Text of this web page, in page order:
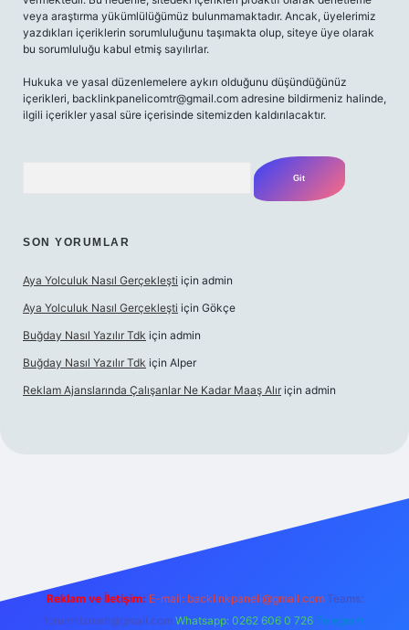
veya araştırma yükümlülüğümüz bulunmamaktadır. Ancak, üyelerimiz
yazdıkları içeriklerin sorumluluğunu taşımakta olup, siteye üye olarak
bu sorumluluğu kabul etmiş sayılırlar.
Hukuka ve yasal düzenlemelere aykırı olduğunu düşündüğünüz
içerikleri, backlinkpanelicomtr@gmail.com adresine bildirmeniz halinde,
ilgili içerikler yasal süre içerisinde sitemizden kaldırılacaktır.
SON YORUMLAR
Aya Yolculuk Nasıl Gerçekleşti için admin
Aya Yolculuk Nasıl Gerçekleşti için Gökçe
Buğday Nasıl Yazılır Tdk için admin
Buğday Nasıl Yazılır Tdk için Alper
Reklam Ajanslarında Çalışanlar Ne Kadar Maaş Alır için admin
Reklam ve İletişim: E-mail: backlinkpaneli@gmail.com Teams:
forumhizmeti@gmail.com Whatsapp: 0262 606 0 726 Telegram: